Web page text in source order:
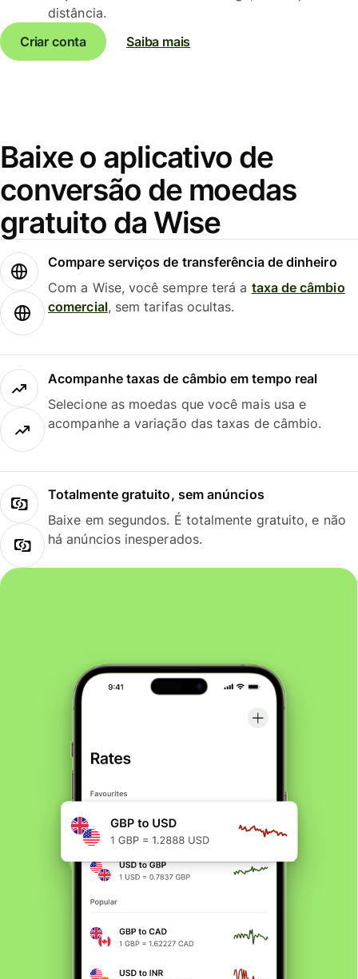
distância.
Criar conta
Saiba mais
Baixe o aplicativo de
conversão de moedas
gratuito da Wise
Compare serviços de transferência de dinheiro
Com a Wise, você sempre terá a taxa de câmbio
comercial, sem tarifas ocultas.
Acompanhe taxas de câmbio em tempo real
Selecione as moedas que você mais usa e
acompanhe a variação das taxas de câmbio.
Totalmente gratuito, sem anúncios
Baixe em segundos. É totalmente gratuito, e não
há anúncios inesperados.